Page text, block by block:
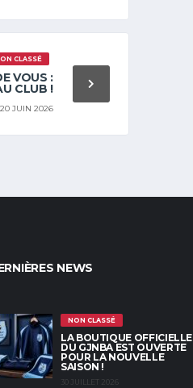
CLASSÉ
VOUS :
CLUB !
20 JUIN 2026
NEWS
NON CLASSÉ
LA BOUTIQUE OFFICIELLE
DU GJNBA EST OUVERTE
POUR LA NOUVELLE
SAISON !
30 JUILLET 2026